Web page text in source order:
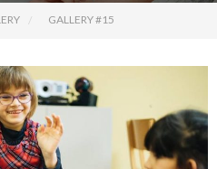
GALLERY #15